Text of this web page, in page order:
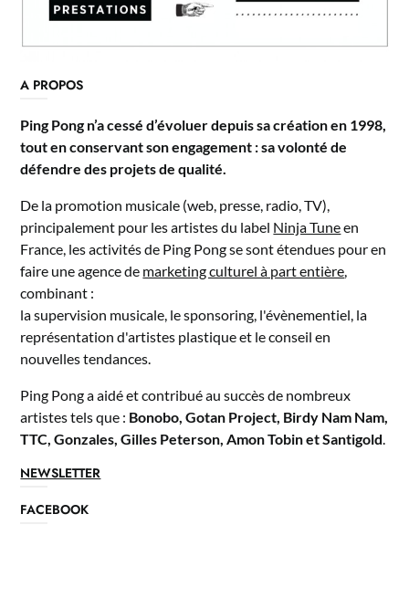
A PROPOS
Ping Pong n’a cessé d’évoluer depuis sa création en 1998,
tout en conservant son engagement : sa volonté de
défendre des projets de qualité.
De la promotion musicale (web, presse, radio, TV),
principalement pour les artistes du label Ninja Tuneen
France, les activités de Ping Pong se sont étendues pour en
faire une agence de marketing culturel à part entière
combinant :
la supervision musicale, le sponsoring, l'évènementiel, la
représentation d'artistes plastique et le conseil en
nouvelles tendances.
Ping Pong a aidé et contribué au succès de nombreux
artistes tels que : Bonobo, Gotan Project, Birdy Nam Nam,
TTC, Gonzales, Gilles Peterson, Amon Tobin et Santigold
NEWSLETTER
FACEBOOK